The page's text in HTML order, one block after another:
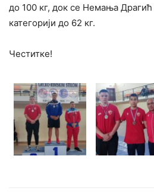
до 100 кг, док се Немања
категорији до 62 кг.
Честитке!